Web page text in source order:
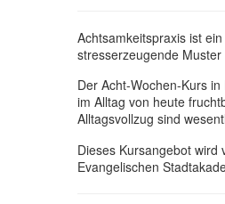
Achtsamkeitspraxis ist
stresserzeugende
Der Acht-Wochen-Kurs
im Alltag von heute
Alltagsvollzug sind
Dieses Kursangebot wird
Evangelischen